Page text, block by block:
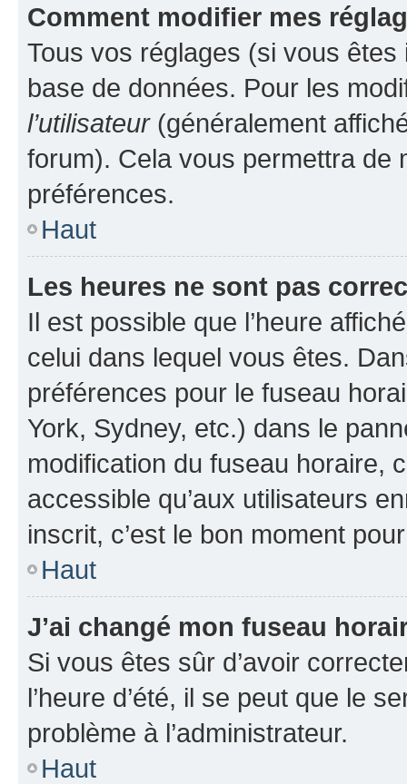
Comment modifier mes
Tous vos réglages (si vous
base de données. Pour les
l’utilisateur(généralement
forum). Cela vous permettra de
préférences.
Haut
Les heures ne sont pas
Il est possible que l’heure
celui dans lequel vous êtes.
préférences pour le fuseau
York, Sydney, etc.) dans le
modification du fuseau horaire,
accessible qu’aux utilisateurs
inscrit, c’est le bon moment
Haut
J’ai changé mon fuseau
Si vous êtes sûr d’avoir
l’heure d’été, il se peut que le
problème à l’administrateur.
Haut